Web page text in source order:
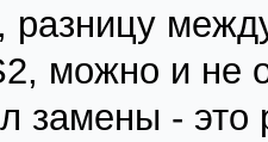
разницу
можно и не
замены -